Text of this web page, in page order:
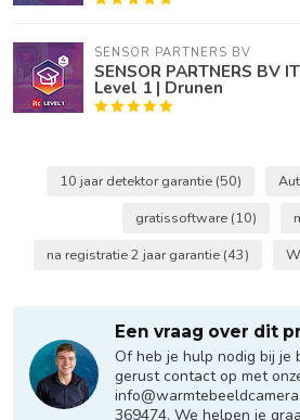
SENSOR PARTNERS BV
SENSOR PARTNERS BV
Level 1 | Drunen
10 jaar detektor garantie (50)
gratissoftware (10)
na registratie 2 jaar garantie (43)
Een vraag over dit
Of heb je hulp nodig bij je
gerust contact op met
369474. We helpen je